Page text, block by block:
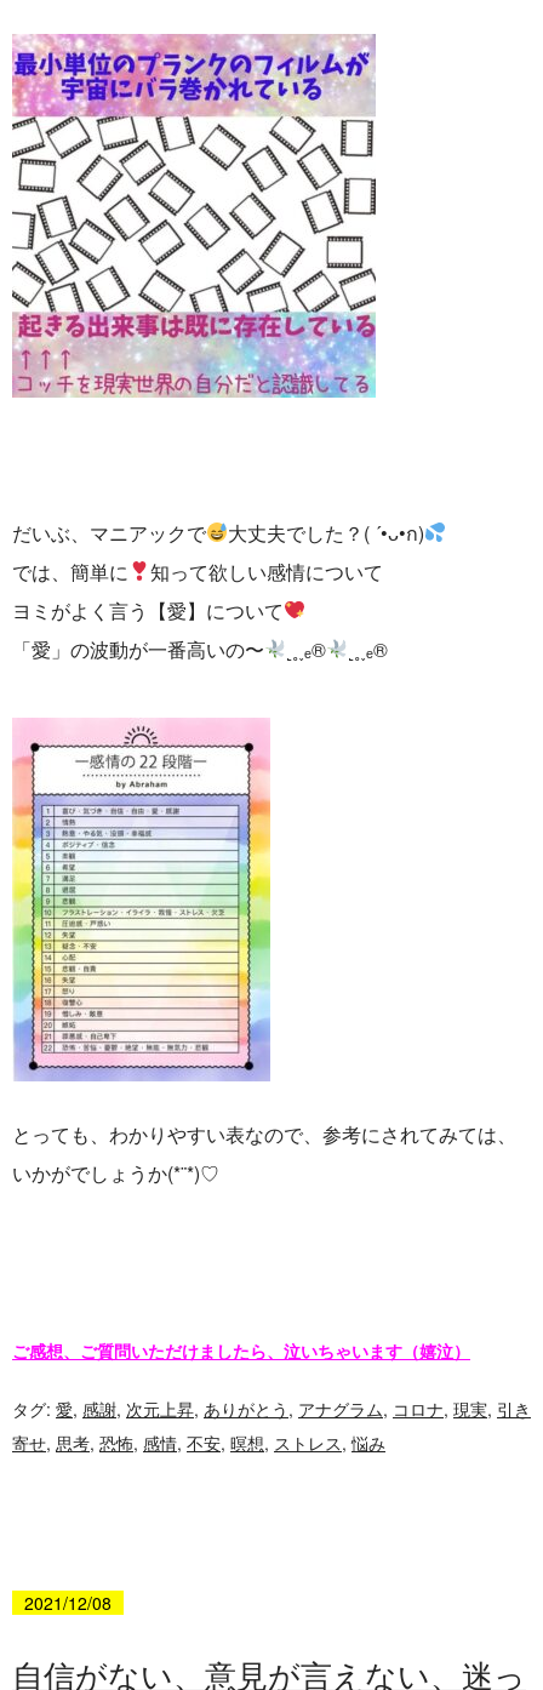
だいぶ、マニアックで
大丈夫でした？( ´•ᴗ•ก)
では、簡単に
知って欲しい感情について
ヨミがよく言う【愛】について
「愛」の波動が一番高いの〜
˻˳˯ₑ® ˻˳˯ₑ®
とっても、わかりやすい表なので、参考にされてみては、
いかがでしょうか(*¨*)♡
ご感想、ご質問いただけましたら、泣いちゃいます（嬉泣）
タグ: 愛, 感謝, 次元上昇, ありがとう , アナグラム, コロナ, 現実, 引き
寄せ, 思考, 恐怖, 感情, 不安, 暝想, ストレス,悩み
2021/12/08
自信がない、意見が言えない、迷っ